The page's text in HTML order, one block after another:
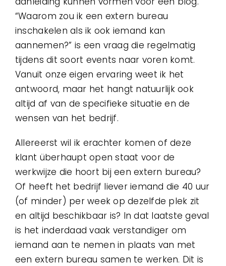
“Waarom zou ik een extern bureau
inschakelen als ik ook iemand kan
aannemen?” is een vraag die regelmatig
tijdens dit soort events naar voren komt.
Vanuit onze eigen ervaring weet ik het
antwoord, maar het hangt natuurlijk ook
altijd af van de specifieke situatie en de
wensen van het bedrijf.
Allereerst wil ik erachter komen of deze
klant überhaupt open staat voor de
werkwijze die hoort bij een extern bureau?
Of heeft het bedrijf liever iemand die 40 uur
(of minder) per week op dezelfde plek zit
en altijd beschikbaar is? In dat laatste geval
is het inderdaad vaak verstandiger om
iemand aan te nemen in plaats van met
een extern bureau samen te werken. Dit is